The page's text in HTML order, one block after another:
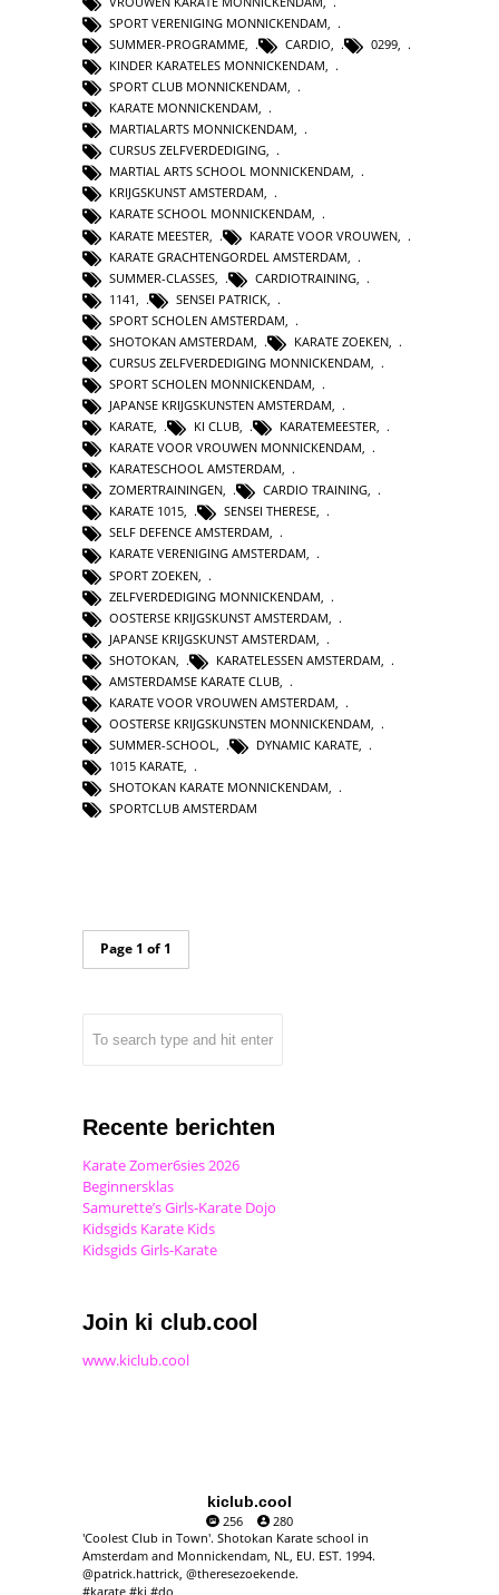
SPORT VERENIGING MONNICKENDAM
SUMMER-PROGRAMME
CARDIO 0299
KINDER KARATELES MONNICKENDAM,
SPORT CLUB MONNICKENDAM,
KARATE MONNICKENDAM,
MARTIALARTS MONNICKENDAM,
CURSUS ZELFVERDEDIGING,
MARTIAL ARTS SCHOOL MONNICKENDAM,
KRIJGSKUNST AMSTERDAM,
KARATE SCHOOL MONNICKENDAM,
KARATE MEESTER
KARATE VOOR VROUWEN
KARATE GRACHTENGORDEL AMSTERDAM
SUMMER-CLASSES
CARDIOTRAINING
1141
SENSEI PATRICK
SPORT SCHOLEN AMSTERDAM
SHOTOKAN AMSTERDAM
KARATE ZOEKEN
CURSUS ZELFVERDEDIGING MONNICKENDAM
SPORT SCHOLEN MONNICKENDAM
JAPANSE KRIJGSKUNSTEN AMSTERDAM,
KARATE, KI CLUB, KARATEMEESTER,
KARATE VOOR VROUWEN MONNICKENDAM,
KARATESCHOOL AMSTERDAM,
ZOMERTRAININGEN, CARDIO TRAINING,
KARATE 1015, SENSEI THERESE,
SELF DEFENCE AMSTERDAM,
KARATE VERENIGING AMSTERDAM,
SPORT ZOEKEN
ZELFVERDEDIGING MONNICKENDAM
OOSTERSE KRIJGSKUNST AMSTERDAM
JAPANSE KRIJGSKUNST AMSTERDAM
SHOTOKAN
KARATELESSEN AMSTERDAM
AMSTERDAMSE KARATE CLUB
KARATE VOOR VROUWEN AMSTERDAM
OOSTERSE KRIJGSKUNSTEN MONNICKENDAM
SUMMER-SCHOOL, DYNAMIC KARATE,
1015 KARATE,
SHOTOKAN KARATE MONNICKENDAM,
SPORTCLUB AMSTERDAM
Page 1 of 1
Recente berichten
Karate Zomer6sies 2026
Beginnersklas
Samurette’s Girls-Karate Dojo
Kidsgids Karate Kids
Kidsgids Girls-Karate
Join ki club.cool
www.kiclub.cool
kiclub.cool
256
280
'Coolest Club in Town'. Shotokan Karate school in
Amsterdam and Monnickendam, NL, EU. EST. 1994.
@patrick.hattrick, @theresezoekende.
#karate #ki #do